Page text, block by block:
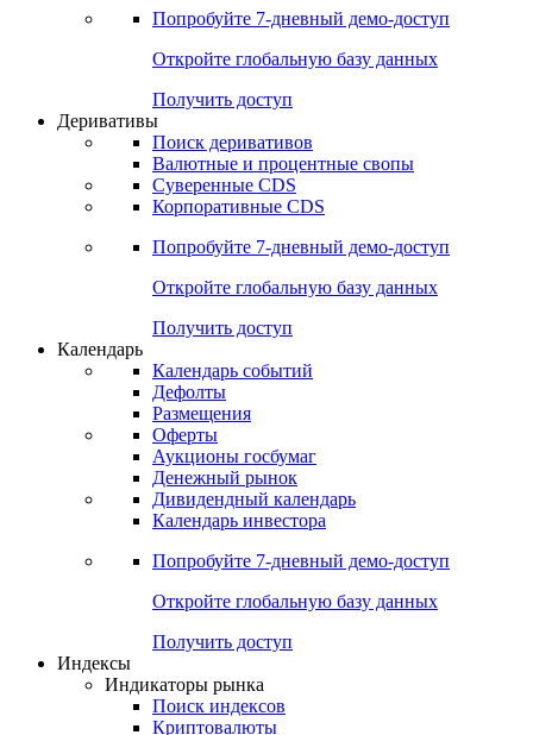
Сравнение ETF & Funds
Поиск Mutual Funds
Попробуйте7-дневный
Откройте глобальную базу данных
Получить доступ
Деривативы
Валютные и процентные свопы
Корпоративные CDS
Попробуйте7-дневный
Откройте глобальную базу данных
Получить доступ
Календарь
Календарь событий
Дефолты
Размещения
Оферты
Денежный рынок
Календарь инвестора
Попробуйте7-дневный
Откройте глобальную базу данных
Получить доступ